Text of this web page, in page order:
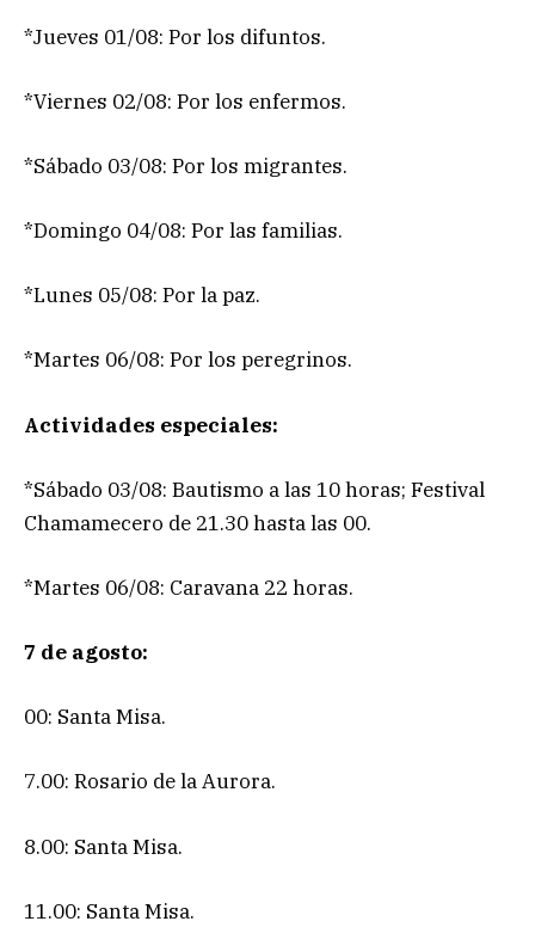
*Jueves 01/08: Por los difuntos.
*Viernes 02/08: Por los enfermos.
*Sábado 03/08: Por los migrantes.
*Domingo 04/08: Por las familias.
*Lunes 05/08: Por la paz.
*Martes 06/08: Por los peregrinos.
Actividades especiales:
*Sábado 03/08: Bautismo a las 10 horas; Festival
Chamamecero de 21.30 hasta las 00.
*Martes 06/08: Caravana 22 horas.
7 de agosto:
00: Santa Misa.
7.00: Rosario de la Aurora.
8.00: Santa Misa.
11.00: Santa Misa.